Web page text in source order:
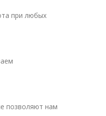
при любых
позволяют нам